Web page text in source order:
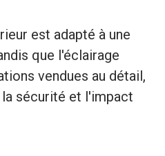
est adapté à une
que l'éclairage
vendues au détail,
sécurité et l'impact